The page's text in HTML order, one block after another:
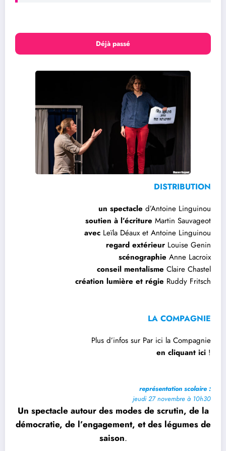
Déjà passé
DISTRIBUTION
un spectacle d’Antoine Linguinou
soutien à l’écriture Martin Sauvageot
avec Leïla Déaux et Antoine Linguinou
regard extérieur Louise Genin
scénographie Anne Lacroix
conseil mentalisme Claire Chastel
création lumière et régie Ruddy Fritsch
LA COMPAGNIE
Plus d’infos sur Par ici la Compagnie
en cliquant ici !
représentation scolaire :
jeudi 27 novembre à 10h30
Un spectacle autour des modes de scrutin, de la
démocratie, de l’engagement, et des légumes de
saison.